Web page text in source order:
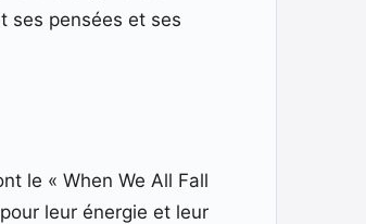
ses pensées et ses
le « When We All Fall
leur énergie et leur